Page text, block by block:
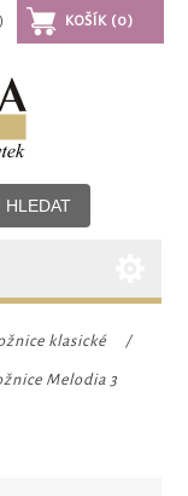
KOŠÍK (0)
klasické /
Melodia 3